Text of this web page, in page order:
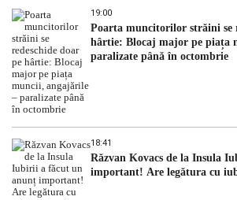
19:00
Poarta muncitorilor străini se
hârtie: Blocaj major pe piața
paralizate până în octombrie
18:41
Răzvan Kovacs de la Insula
important! Are legătura cu